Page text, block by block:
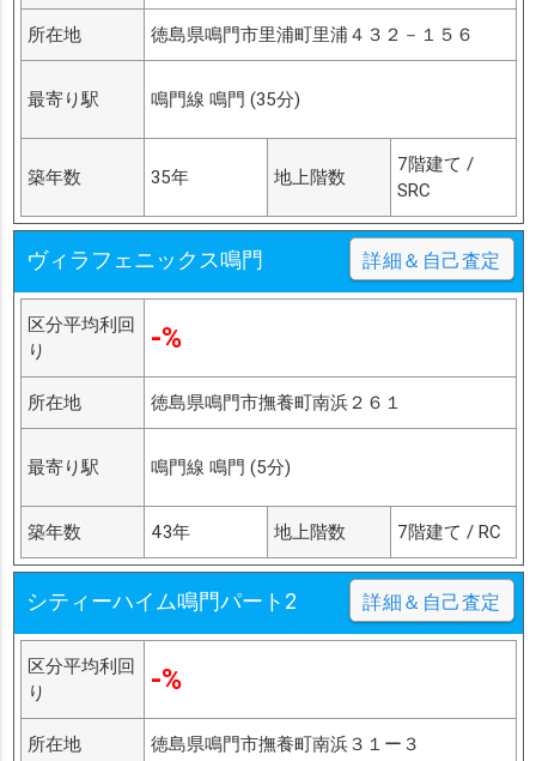
所在地 徳島県鳴門市里浦町里浦４３２－１５６
最寄り駅 鳴門線 鳴門 (35分)
築年数 35年 地上階数
7階建て /
SRC
ヴィラフェニックス鳴門 詳細＆自己査定
区分平均利回
り
-%
所在地 徳島県鳴門市撫養町南浜２６１
最寄り駅 鳴門線 鳴門 (5分)
築年数 43年 地上階数 7階建て / RC
シティーハイム鳴門パート2 詳細＆自己査定
区分平均利回
り
-%
所在地 徳島県鳴門市撫養町南浜３１ー３